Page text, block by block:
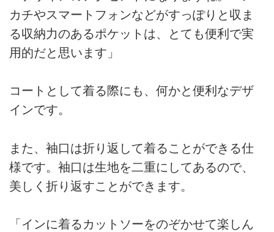
カチやスマートフォンなどがすっぽりと収ま
る収納力のあるポケットは、とても便利で実
用的だと思います」
コートとして着る際にも、何かと便利なデザ
インです。
また、袖口は折り返して着ることができる仕
様です。袖口は生地を二重にしてあるので、
美しく折り返すことができます。
「インに着るカットソーをのぞかせて楽しん